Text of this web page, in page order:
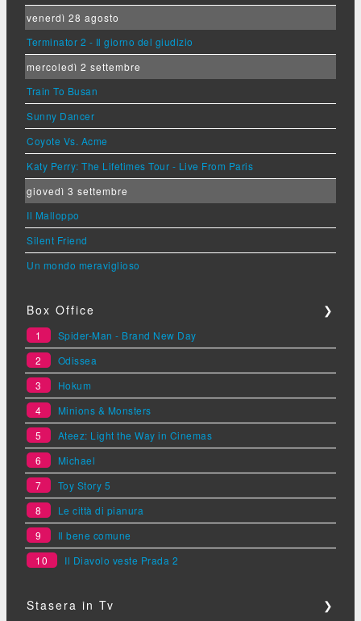
venerdì 28 agosto
Terminator 2 - Il giorno del giudizio
mercoledì 2 settembre
Train To Busan
Sunny Dancer
Coyote Vs. Acme
Katy Perry: The Lifetimes Tour - Live From Paris
giovedì 3 settembre
Il Malloppo
Silent Friend
Un mondo meraviglioso
Box Office ❯
1
Spider-Man - Brand New Day
2
Odissea
3
Hokum
4
Minions & Monsters
5
Ateez: Light the Way in Cinemas
6
Michael
7
Toy Story 5
8
Le città di pianura
9
Il bene comune
10
Il Diavolo veste Prada 2
Stasera in Tv ❯